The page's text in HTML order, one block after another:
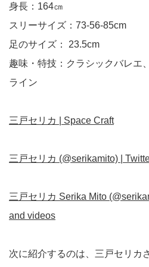
身長：164㎝
スリーサイズ：73-56-85cm
足のサイズ： 23.5cm
趣味・特技：クラシックバレエ
ライン
三戸セリカ | Space Craft
三戸セリカ (@serikamito) |
三戸セリカ Serika Mito
and videos
次に紹介するのは、三戸セリカ